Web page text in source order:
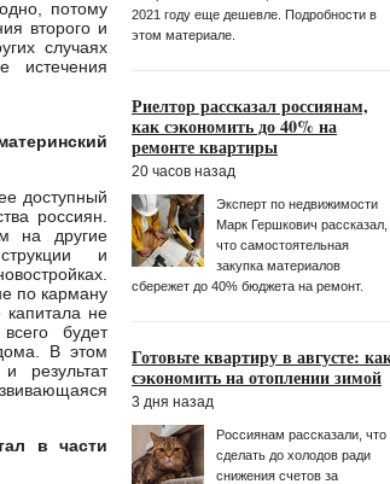
потому
второго и
случаях
истечения
доступный
россиян.
на другие
и
по карману
капитала не
будет
В этом
результат
в части
2021 году еще дешевле. Подробности в
этом материале.
Риелтор рассказал россиянам,
как сэкономить до 40% на
ремонте квартиры
20 часов назад
Эксперт по недвижимости
Марк Гершкoвич рассказал,
что самостоятельная
закупка материалов
сбережет до 40% бюджета на ремонт.
Готовьте квартиру в августе:
сэкономить на отоплении зимой
3 дня назад
Россиянам рассказали, что
сделать до холодов ради
снижения счетов за